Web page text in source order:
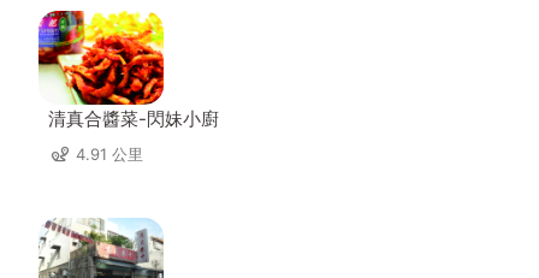
清真合醬菜-閃妹小廚
4.91 公里